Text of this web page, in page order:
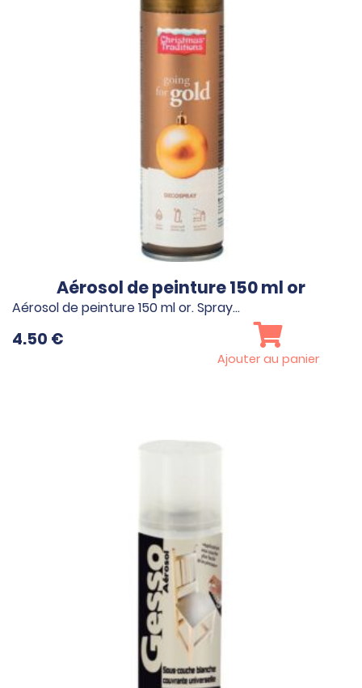
Aérosol de peinture 150 ml or
Aérosol de peinture 150 ml or. Spray…
4.50 €
Ajouter au panier